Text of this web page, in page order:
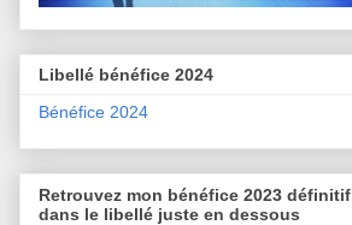
Libellé bénéfice 2024
Bénéfice 2024
Retrouvez mon bénéfice 2023 définitif
dans le libellé juste en dessous